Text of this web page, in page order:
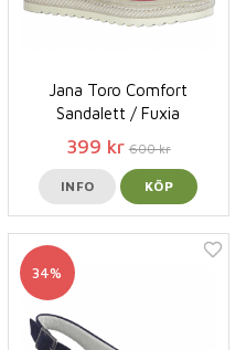
Jana Toro Comfort
Sandalett / Fuxia
399 kr 600 kr
INFO KÖP
34%